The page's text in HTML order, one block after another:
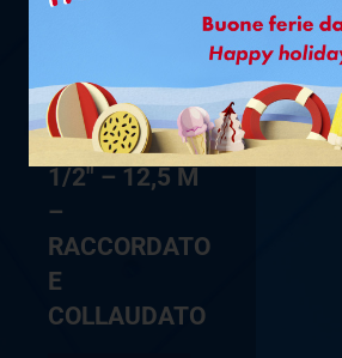
FASTPIPE ®
UV-PRO Ø
1/2″ – 12,5 M
–
RACCORDATO
E
COLLAUDATO